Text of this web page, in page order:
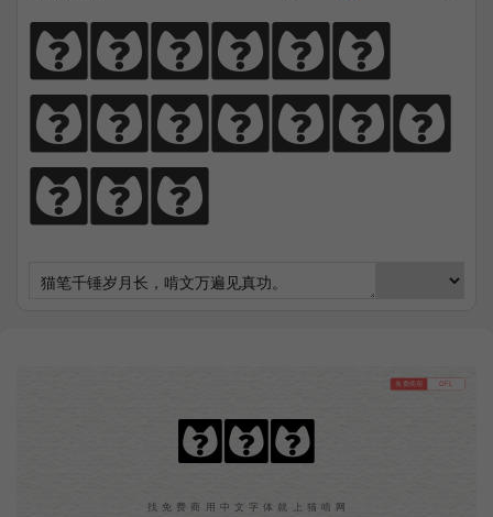
猫笔千锤岁月
长，啃文万遍见
真功。
免费商用 OFL
粉笔体
找免费商用中文字体就上猫啃网